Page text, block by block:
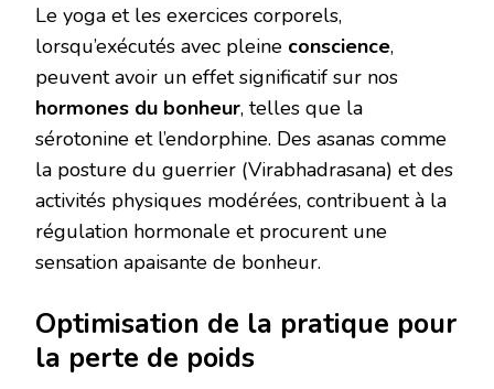
Le yoga et les exercices corporels,
lorsqu’exécutés avec pleine conscience,
peuvent avoir un effet significatif sur nos
hormones du bonheur, telles que la
sérotonine et l’endorphine. Des asanas comme
la posture du guerrier (Virabhadrasana) et des
activités physiques modérées, contribuent à la
régulation hormonale et procurent une
sensation apaisante de bonheur.
Optimisation de la pratique pour
la perte de poids